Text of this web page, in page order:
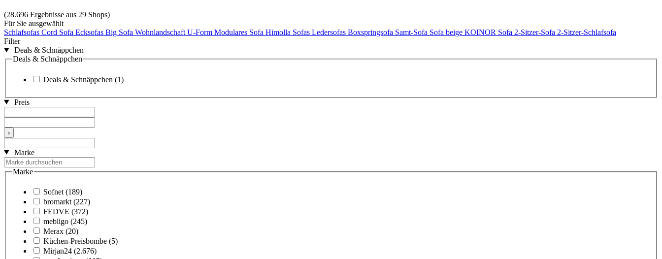
(28.696 Ergebnisse aus 29 Shops)
Für Sie ausgewählt
Schlafsofas Cord Sofa Ecksofas Big Sofa Wohnlandschaft U-Form Modulares Sofa Himolla Sofas Ledersofas Boxspringsofa Samt-Sofa Sofa beige KOINOR Sofa 2-Sitzer-Sofa 2-Sitzer-Schlafsofa
Filter
Deals & Schnäppchen
Deals & Schnäppchen
Deals & Schnäppchen (1)
Preis
›
Marke
Marke
Sofnet (189)
bromarkt (227)
FEDVE (372)
mebligo (245)
Merax (20)
Küchen-Preisbombe (5)
Mirjan24 (2.676)